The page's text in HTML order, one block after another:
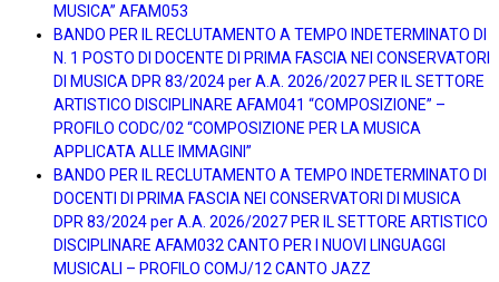
MUSICA” AFAM053
BANDO PER IL RECLUTAMENTO A TEMPO INDETERMINATO DI
N. 1 POSTO DI DOCENTE DI PRIMA FASCIA NEI CONSERVATORI
DI MUSICA DPR 83/2024 per A.A. 2026/2027 PER IL SETTORE
ARTISTICO DISCIPLINARE AFAM041 “COMPOSIZIONE” –
PROFILO CODC/02 “COMPOSIZIONE PER LA MUSICA
APPLICATA ALLE IMMAGINI”
BANDO PER IL RECLUTAMENTO A TEMPO INDETERMINATO DI
DOCENTI DI PRIMA FASCIA NEI CONSERVATORI DI MUSICA
DPR 83/2024 per A.A. 2026/2027 PER IL SETTORE ARTISTICO
DISCIPLINARE AFAM032 CANTO PER I NUOVI LINGUAGGI
MUSICALI – PROFILO COMJ/12 CANTO JAZZ